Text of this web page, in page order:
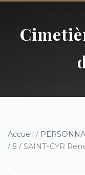
Accueil /
/ S / SAINT-CYR